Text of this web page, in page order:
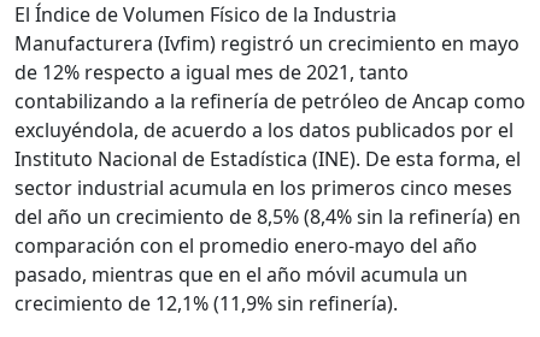
El Índice de Volumen Físico de la Industria
Manufacturera (Ivfim) registró un crecimiento en mayo
de 12% respecto a igual mes de 2021, tanto
contabilizando a la refinería de petróleo de Ancap como
excluyéndola, de acuerdo a los datos publicados por el
Instituto Nacional de Estadística (INE). De esta forma, el
sector industrial acumula en los primeros cinco meses
del año un crecimiento de 8,5% (8,4% sin la refinería) en
comparación con el promedio enero-mayo del año
pasado, mientras que en el año móvil acumula un
crecimiento de 12,1% (11,9% sin refinería).